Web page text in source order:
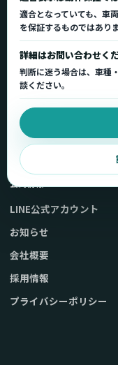
適合となっていても、車
を保証するものではあり
詳細はお問い合わせく
判断に迷う場合は、車種
談ください。
製品を探す
製品一覧
車種適合を確認
用途から製品を選ぶ
取扱店舗・購入先
弊社販売ストアへ
公式情報
LINE公式アカウント
お知らせ
会社概要
採用情報
プライバシーポリシー